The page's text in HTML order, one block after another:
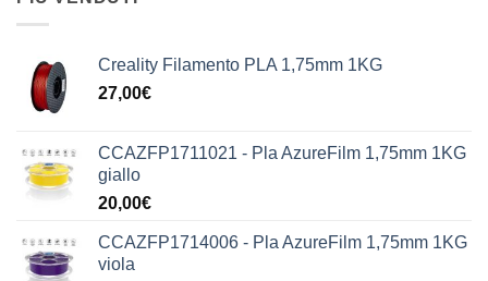
Creality Filamento PLA 1,75mm 1KG
27,00€
CCAZFP1711021 - Pla AzureFilm 1,75mm 1KG
giallo
20,00€
CCAZFP1714006 - Pla AzureFilm 1,75mm 1KG
viola